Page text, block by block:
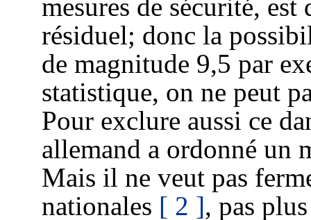
mesures de sécurité,
résiduel; donc la
de magnitude 9,5 par
statistique, on ne peut
Pour exclure aussi ce
allemand a ordonné un
Mais il ne veut pas
nationales [ 2 ], pas